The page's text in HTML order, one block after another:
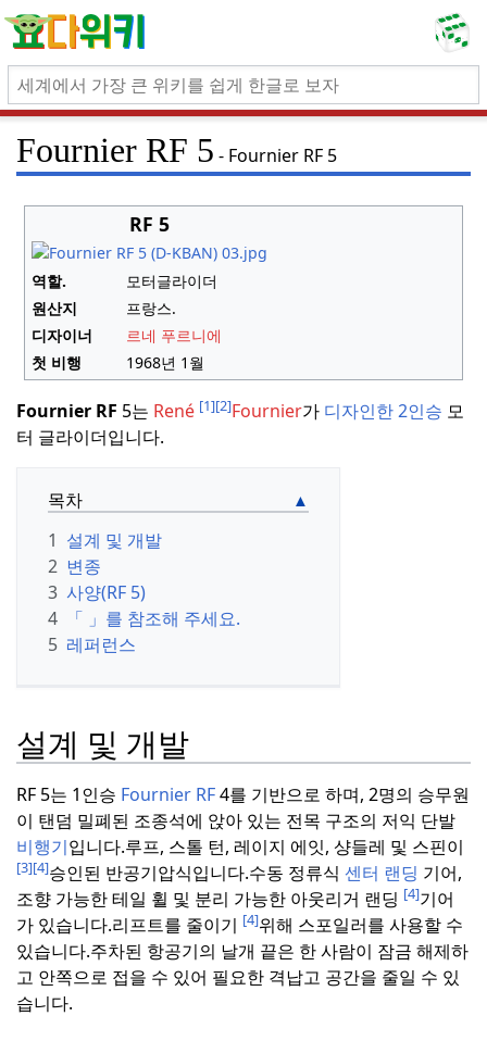
Fournier RF 5 Fournier RF 5
RF 5
역할.
모터글라이더
원산지
프랑스.
디자이너
르네 푸르니에
첫 비행
1968년 1월
Fournier RF 5는 René [1][2]Fournier가 디자인한 2인승 모
터 글라이더입니다.
목차
1 설계 및 개발
2 변종
3 사양(RF 5)
4
「 」를 참조해 주세요.
5 레퍼런스
설계 및 개발
RF 5는 1인승 Fournier RF4를 기반으로 하며, 2명의 승무원
이 탠덤 밀폐된 조종석에 앉아 있는 전목 구조의 저익 단발
비행기입니다.루프, 스톨 턴, 레이지 에잇, 샹들레 및 스핀이
[3][4]승인된 반공기압식입니다.수동 정류식 센터 랜딩 기어,
조향 가능한 테일 휠 및 분리 가능한 아웃리거 랜딩 [4]기어
가 있습니다.리프트를 줄이기 [4]위해 스포일러를 사용할 수
있습니다.주차된 항공기의 날개 끝은 한 사람이 잠금 해제하
고 안쪽으로 접을 수 있어 필요한 격납고 공간을 줄일 수 있
습니다.